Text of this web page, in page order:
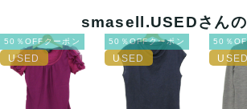
ネコポスの場合は日時指定ができませんの
ませ。
USED品に関しましては、見る方によって
smasell.USEDさん
50％OFFクーポン 50％OFFクーポン 50％